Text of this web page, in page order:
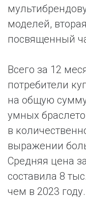
моделей,
посвященный
Всего за 12
потребители
на общую
умных
в
выражении
Средняя цена
составила 8
чем в 2023 году.